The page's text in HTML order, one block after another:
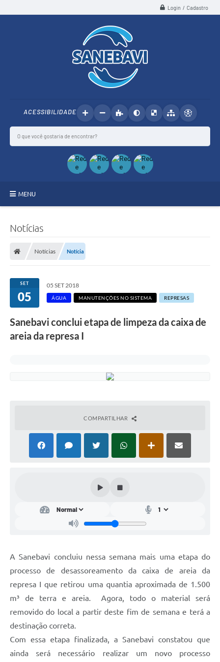
Login / Cadastro
ACESSIBILIDADE
MENU
ÁGUA
COMPRAS E LICITAÇÕES
CONTATOS
Notícias
Notícias Notícia
SET
05
05 SET 2018
ÁGUA MANUTENÇÕES NO SISTEMA REPRESAS
Sanebavi conclui etapa de limpeza da caixa de
areia da represa I
COMPARTILHAR
A Sanebavi concluiu nessa semana mais uma etapa do
processo de desassoreamento da caixa de areia da
represa I que retirou uma quantia aproximada de 1.500
m³ de terra e areia. Agora, todo o material será
removido do local a partir deste fim de semana e terá a
destinação correta.
Com essa etapa finalizada, a Sanebavi constatou que
ainda será necessário realizar um novo processo